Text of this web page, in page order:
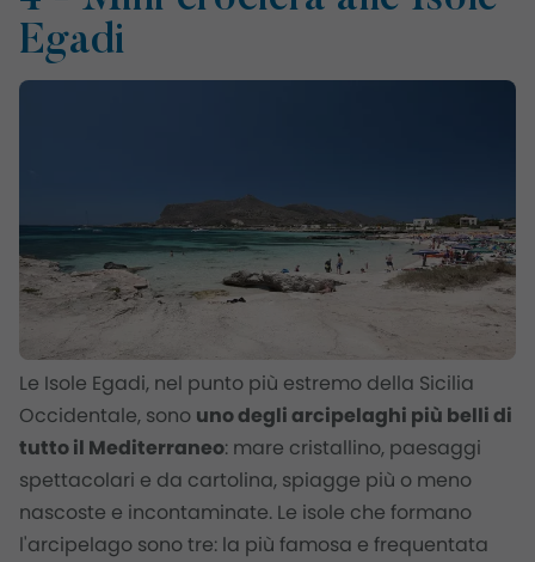
Egadi
Le Isole Egadi, nel punto più estremo della Sicilia
Occidentale, sono uno degli arcipelaghi più belli di
tutto il Mediterraneo: mare cristallino, paesaggi
spettacolari e da cartolina, spiagge più o meno
nascoste e incontaminate. Le isole che formano
l'arcipelago sono tre: la più famosa e frequentata